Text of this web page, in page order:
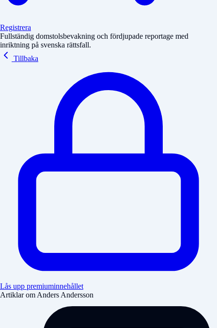
Registrera
Fullständig domstolsbevakning och fördjupade reportage med
inriktning på svenska rättsfall.
Tillbaka
Lås upp premiuminnehållet
Artiklar om Anders Andersson